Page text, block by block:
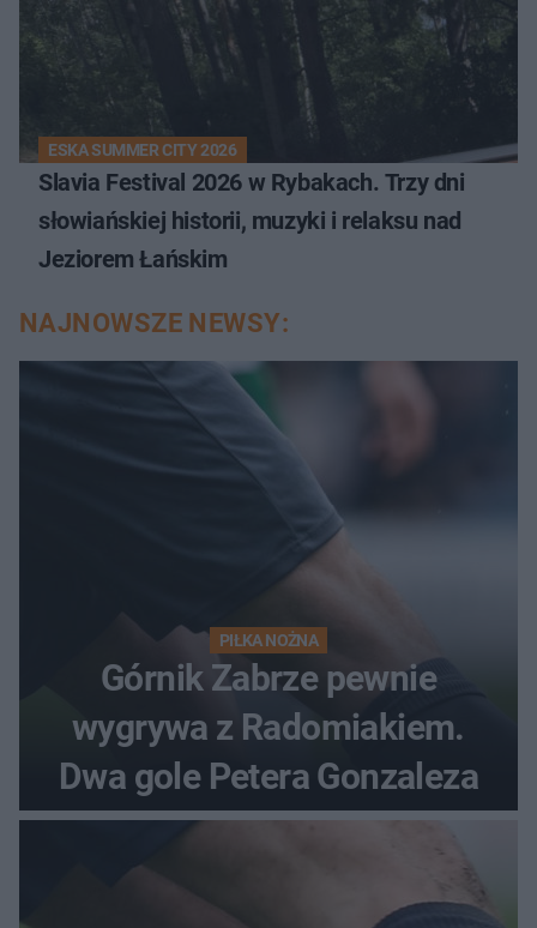
ESKA SUMMER CITY 2026
Slavia Festival 2026 w Rybakach. Trzy dni
słowiańskiej historii, muzyki i relaksu nad
Jeziorem Łańskim
NAJNOWSZE NEWSY:
PIŁKA NOŻNA
Górnik Zabrze pewnie
wygrywa z Radomiakiem.
Dwa gole Petera Gonzaleza